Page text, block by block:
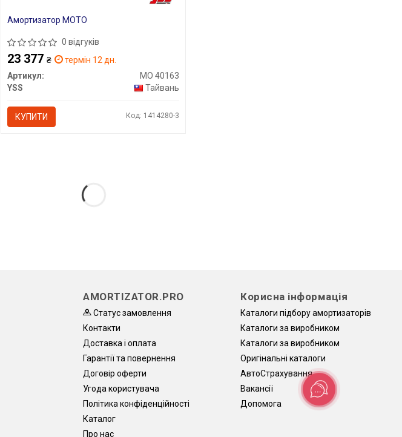
Амортизатор МОТО
0 відгуків
23 377₴
термін 12 дн.
Артикул:
MO 40163
YSS
Тайвань
КУПИТИ Код: 1414280-3
AMORTIZATOR.PRO
Статус замовлення
Контакти
Доставка і оплата
Гарантії та повернення
Договір оферти
Угода користувача
Політика конфіденційності
Каталог
Про нас
Корисна інформація
Каталоги підбору амортизаторів
Каталоги за виробником
Каталоги за виробником
Оригінальні каталоги
АвтоCтрахування
Вакансії
Допомога